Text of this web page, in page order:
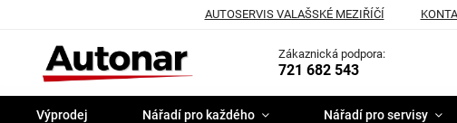
AUTOSERVIS VALAŠSKÉ MEZIŘÍČÍ
Zákaznická podpora:
721 682 543
Výprodej Nářadí pro každého Nářadí pro servisy